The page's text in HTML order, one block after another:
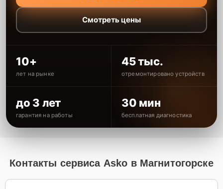
Смотреть цены
10+
лет на рынке
45 тыс.
отремонтировано устройств
до 3 лет
гарантия на работы
30 мин
бесплатная диагностика
Контакты сервиса Asko в Магнитогорске